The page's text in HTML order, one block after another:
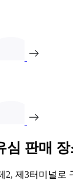
심 판매 장
2, 제3터미널로